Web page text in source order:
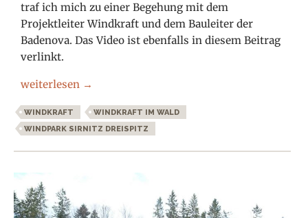
traf ich mich zu einer Begehung mit dem
Projektleiter Windkraft und dem Bauleiter der
Badenova. Das Video ist ebenfalls in diesem Beitrag
verlinkt.
Windpark Sirnitz-Dreispitz Baufortschritt April-Mai
weiterlesen →
WINDKRAFT
WINDKRAFT IM WALD
WINDPARK SIRNITZ DREISPITZ